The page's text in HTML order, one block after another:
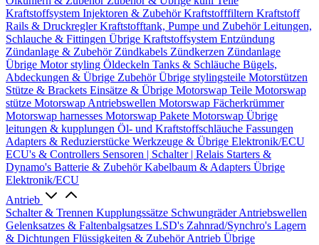
Kraftstoffsystem Injektoren & ZubehörKraftstofffiltern Kraftstoff
Rails & DruckreglerKraftstofftank, Pumpe und ZubehörLeitungen,
Schlauche & Fittingen Übrige Kraftstoffsystem Entzündung
Zündanlage & Zubehör Zündkabels Zündkerzen Zündanlage
Übrige Motor styling Öldeckeln Tanks & Schläuche Bügels,
Abdeckungen & Übrige ZubehörÜbrige stylingsteile Motorstützen
Stütze & Brackets Einsätze & Übrige Motorswap Teile Motorswap
stütze Motorswap Antriebswellen Motorswap Fächerkrümmer
Motorswap harnesses Motorswap Pakete Motorswap Übrige
leitungen & kupplungen Öl- und Kraftstoffschläuche Fassungen
Adapters & Reduzierstücke Werkzeuge & Übrige Elektronik/ECU
ECU's & Controllers Sensoren | Schalter | Relais Starters &
Dynamo's Batterie & ZubehörKabelbaum & Adapters Übrige
Elektronik/ECU
Antrieb
Schalter & Trennen Kupplungssätze SchwungräderAntriebswellen
Gelenksatzes & Faltenbalgsatzes LSD's Zahnrad/Synchro's Lagern
& Dichtungen Flüssigkeiten & ZubehörAntrieb Übrige